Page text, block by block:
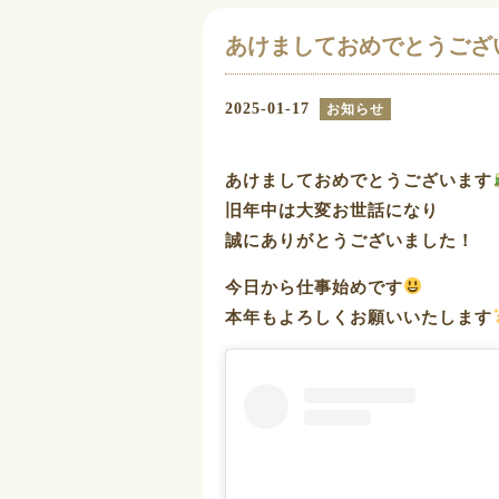
あけましておめでとうござ
2025-01-17 お知らせ
あけましておめでとうございます
旧年中は大変お世話になり
誠にありがとうございました！
今日から仕事始めです
本年もよろしくお願いいたします